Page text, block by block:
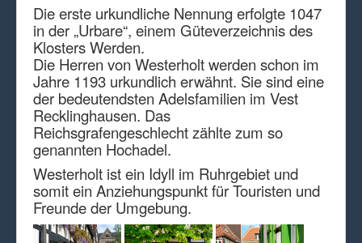
Die erste urkundliche Nennung erfolgte 1047
in der „Urbare“, einem Güteverzeichnis des
Klosters Werden.
Die Herren von Westerholt werden schon im
Jahre 1193 urkundlich erwähnt. Sie sind eine
der bedeutendsten Adelsfamilien im Vest
Recklinghausen. Das
Reichsgrafengeschlecht zählte zum so
genannten Hochadel.
Westerholt ist ein Idyll im Ruhrgebiet und
somit ein Anziehungspunkt für Touristen und
Freunde der Umgebung.